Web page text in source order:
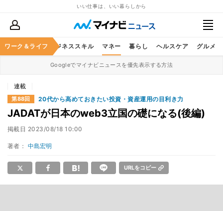
いい仕事は、いい暮らしから
ワーク＆ライフ
キャリア ビジネススキル マネー 暮らし ヘルスケア グルメ
Googleでマイナビニュースを優先表示する方法
連載
第88回 20代から高めておきたい投資・資産運用の目利き力
JADATが日本のweb3立国の礎になる(後編)
掲載日 2023/08/18 10:00
著者： 中島宏明
URLをコピー